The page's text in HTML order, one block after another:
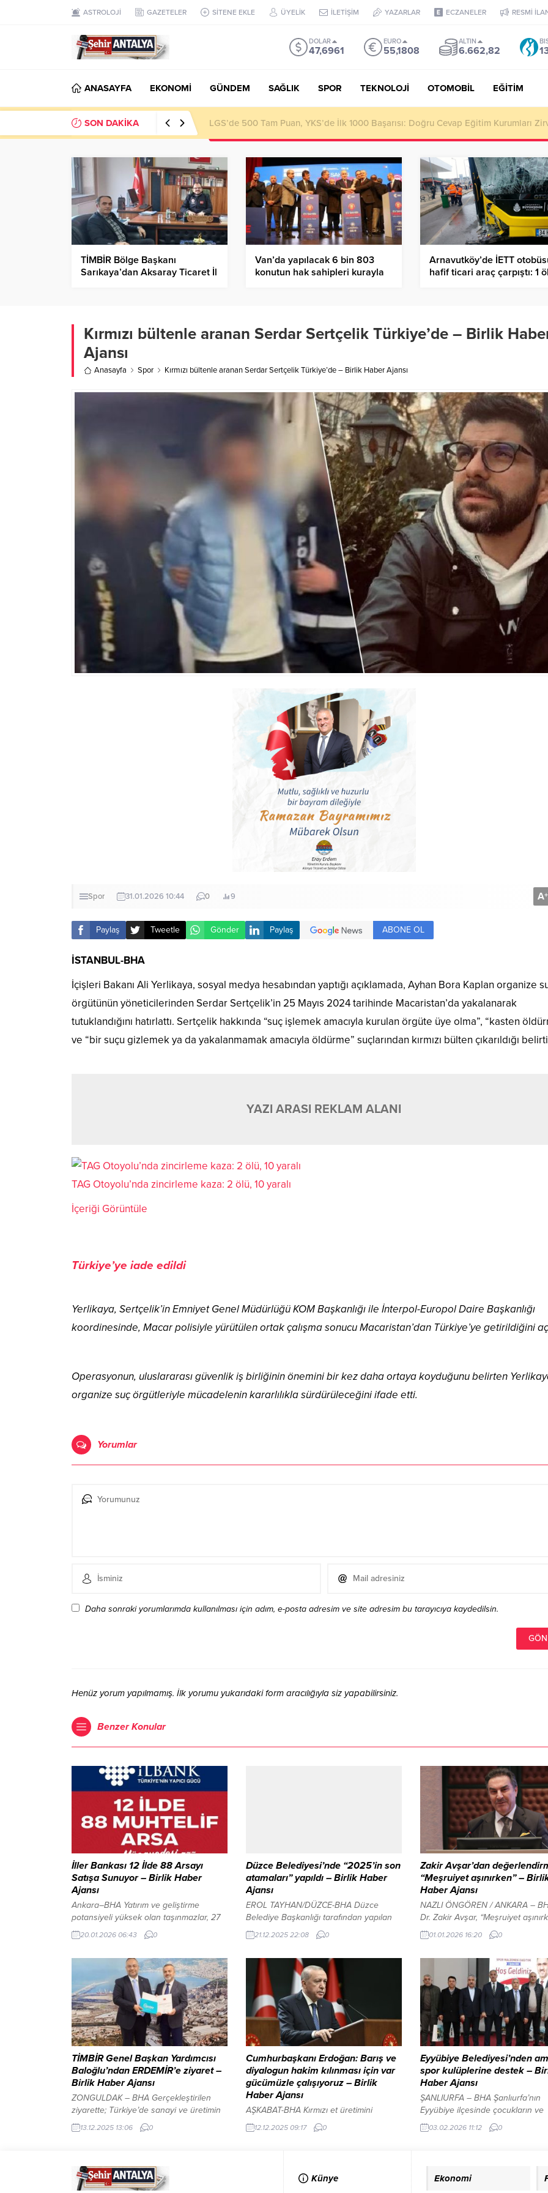
ASTROLOJİ GAZETELER SİTENE EKLE ÜYELİK İLETİŞİM YAZARLAR ECZANELER RESMİ
DOLAR
47,6961
EURO
55,1808
ALTIN
6.662,82
ANASAYFA EKONOMİ GÜNDEM SAĞLIK SPOR TEKNOLOJİ OTOMOBİL EĞİTİM
SON DAKİKA LGS’de 500 Tam Puan, YKS’de İlk 1000 Başarısı: Doğru Cevap Eğitim Kurumları
TİMBİR Bölge Başkanı
Sarıkaya’dan Aksaray Ticaret İl
Van’da yapılacak 6 bin 803
konutun hak sahipleri kurayla
Arnavutköy’de İETT
hafif ticari araç çarpıştı: 1
Kırmızı bültenle aranan Serdar Sertçelik Türkiye’de – Birlik
Ajansı
Anasayfa Spor Kırmızı bültenle aranan Serdar Sertçelik Türkiye’de – Birlik Haber Ajansı
Spor 31.01.2026 10:44 0 9 A+
Paylaş Tweetle Gönder Paylaş ABONE OL
İSTANBUL-BHA
İçişleri Bakanı Ali Yerlikaya, sosyal medya hesabından yaptığı açıklamada, Ayhan Bora Kaplan organize
örgütünün yöneticilerinden Serdar Sertçelik’in 25 Mayıs 2024 tarihinde Macaristan’da yakalanarak
tutuklandığını hatırlattı. Sertçelik hakkında “suç işlemek amacıyla kurulan örgüte üye olma”, “kasten
ve “bir suçu gizlemek ya da yakalanmamak amacıyla öldürme” suçlarından kırmızı bülten çıkarıldığı
YAZI ARASI REKLAM ALANI
TAG Otoyolu’nda zincirleme kaza: 2 ölü, 10 yaralı
İçeriği Görüntüle
Türkiye’ye iade edildi
Yerlikaya, Sertçelik’in Emniyet Genel Müdürlüğü KOM Başkanlığı ile İnterpol-Europol Daire Başkanlığı
koordinesinde, Macar polisiyle yürütülen ortak çalışma sonucu Macaristan’dan Türkiye’ye getirildiğini
Operasyonun, uluslararası güvenlik iş birliğinin önemini bir kez daha ortaya koyduğunu belirten
organize suç örgütleriyle mücadelenin kararlılıkla sürdürüleceğini ifade etti.
Yorumlar
Daha sonraki yorumlarımda kullanılması için adım, e-posta adresim ve site adresim bu tarayıcıya kaydedilsin.
Henüz yorum yapılmamış. İlk yorumu yukarıdaki form aracılığıyla siz yapabilirsiniz.
Benzer Konular
İller Bankası 12 İlde 88 Arsayı
Satışa Sunuyor – Birlik Haber
Ajansı
Ankara–BHA Yatırım ve geliştirme
potansiyeli yüksek olan taşınmazlar, 27
Ocak 2026 tarihinde saat 20.30’da
gerçekleştirilecek açık artırma ile yeni
tarafından düzenlenecek olan satış
sürecinin resmî ve güvenilir bir ortamda
yapılacağı belirtilirken, yatırımcılar için
cazip fırsatlar sunulduğu vurgulandı.
Müzayede, aynı anda üç farklı salonda
gerçekleştirilecek. Müzayede salonları...
20.01.2026 06:43 0
Düzce Belediyesi’nde “2025’in son
atamaları” yapıldı – Birlik Haber
Ajansı
EROL TAYHAN/DÜZCE-BHA Düzce
Belediye Başkanlığı tarafından yapılan
açıklamada 2025 Yılının son değişiklikleri
açıklanarak “belediyenin bazı
kamuoyuyla paylaşıldı. “Kamuoyuna
Duyuru” başlığıyla yapılan açıklamada
“Belediyemizin bazı birimlerinde görev
değişiklikleri yapılmıştır denilerek
Veteriner İşleri Müdürü İbrahim
Karalmaz’ın kendi isteğiyle emeklilik
dilekçesini verdiği belirtilerek “Veteriner
atandığı”...
21.12.2025 22:08 0
Zakir Avşar’dan
“Meşruiyet aşınırken” –
Haber Ajansı
NAZLI ÖNGÖREN / ANKARA –
Dr. Zakir Avşar, “Meşruiyet
başlıklı yazısında şunlara yer
dönemde siyasal tartışmalar,
asıl olarak bir dil, söylem ve yön
meselesini açığa çıkarıyor. Ana
muhalefet lideri,
Üretim ve Dağıtım Merkezi” gibi
Bir bakıyorsunuz...
01.01.2026 16:20 0
TİMBİR Genel Başkan Yardımcısı
Baloğlu’ndan ERDEMİR’e ziyaret –
Birlik Haber Ajansı
ZONGULDAK – BHA Gerçekleştirilen
ziyarette; Türkiye’de sanayi ve üretimin
stratejik önemi, yerli ve milli sanayinin
güçlendirilmesi, çelik sektörünün ülke
üretim kapasitesi, ihracat gücü ve
sektördeki lider konumuna ilişkin
13.12.2025 13:06 0
Cumhurbaşkanı Erdoğan: Barış ve
diyalogun hakim kılınması için var
gücümüzle çalışıyoruz – Birlik
Haber Ajansı
AŞKABAT-BHA Kırmızı et üretimini
artıracak proje sonuç vermeye başladı
İçeriği Görüntüle YAZI ARASI REKLAM
Aşkabat’ta düzenlenen Uluslararası
Barış ve Güven Forumu’na katılan
Cumhurbaşkanı Recep Tayyip Erdoğan,
12.12.2025 09:17 0
Eyyübiye Belediyesi’nden
spor kulüplerine destek –
Haber Ajansı
ŞANLIURFA – BHA Şanlıurfa’nın
Eyyübiye ilçesinde çocukların ve
gençlerin eğitim ve spor hayatına
sağladığı desteklerle dikkat
yağmurluk ve futbol topundan
03.02.2026 11:12 0
Künye Ekonomi